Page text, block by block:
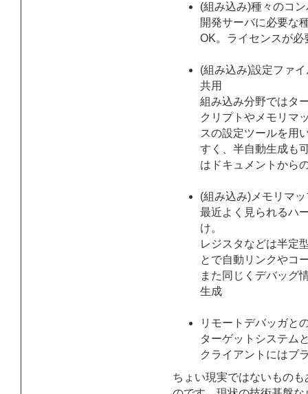
(組み込み)種々のコ
開発サーバに必要な
OK。ライセンスが
(組み込み)設定ファ
共用
組み込み分野ではタ
クリプトやメモリマ
スの設定ツールを用
すく、半自動生成も
はドキュメントから
(組み込み)メモリマ
最近よく見られるハ
け。
レジスタなどは半定
とで自動リンクやコ
また同じくデバッグ
生成
リモートデバッガと
ターゲットシステム
クライアントにはブ
ちょい現実ではないもの